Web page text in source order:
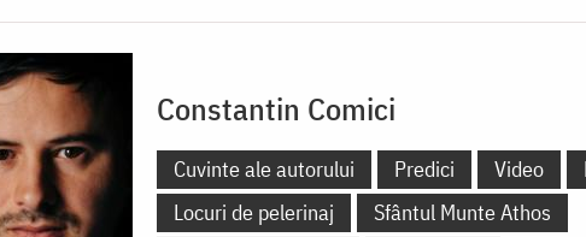
Constantin Comici
Cuvinte ale autorului Predici Video
Locuri de pelerinaj
Sfântul Munte Athos